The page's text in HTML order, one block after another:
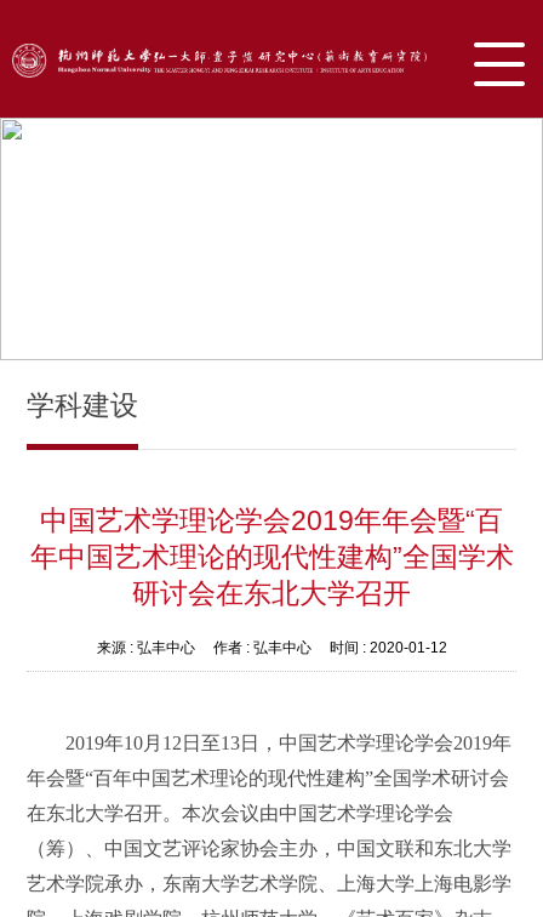
学科建设
中国艺术学理论学会2019年年会暨“百
年中国艺术理论的现代性建构”全国学术
研讨会在东北大学召开
来源 : 弘丰中心作者 : 弘丰中心时间 : 2020-01-12
2019年10月 12 日至13日，中国艺术学理论学会2019年
年会暨“百年中国艺术理论的现代性建构”全国学术研讨会
在东北大学召开。本次会议由中国艺术学理论学会
（筹）、中国文艺评论家协会主办，中国文联和东北大学
艺术学院承办，东南大学艺术学院、上海大学上海电影学